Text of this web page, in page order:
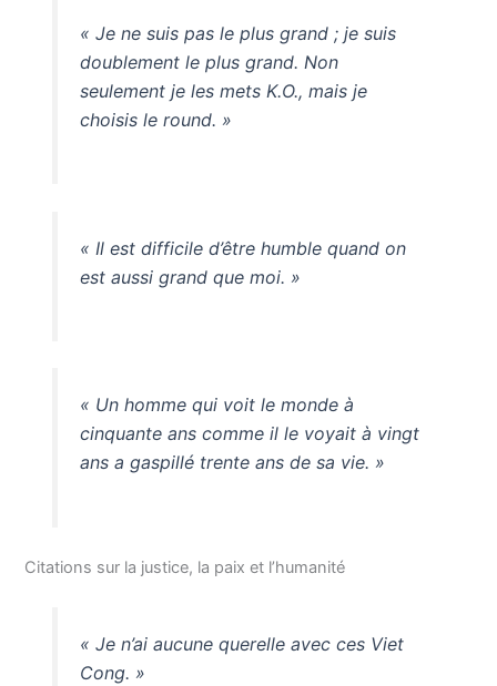
« Je ne suis pas le plus grand ; je suis
doublement le plus grand. Non
seulement je les mets K.O., mais je
choisis le round. »
« Il est difficile d’être humble quand on
est aussi grand que moi. »
« Un homme qui voit le monde à
cinquante ans comme il le voyait à vingt
ans a gaspillé trente ans de sa vie. »
Citations sur la justice, la paix et l’humanité
« Je n’ai aucune querelle avec ces Viet
Cong. »